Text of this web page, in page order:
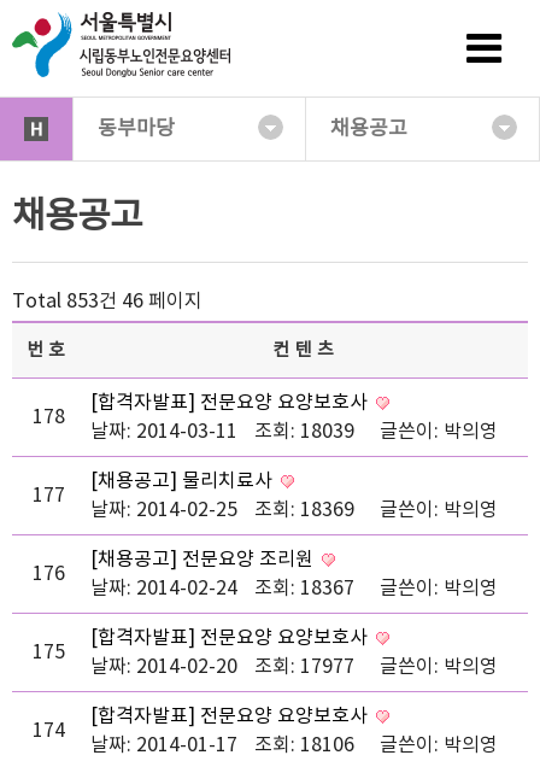
동부마당 채용공고
채용공고
Total 853건 46 페이지
번호 컨텐츠
178
[합격자발표] 전문요양 요양보호사
날짜: 2014-03-11
조회: 18039 글쓴이: 박의영
177
[채용공고] 물리치료사
날짜: 2014-02-25
조회: 18369 글쓴이: 박의영
176
[채용공고] 전문요양 조리원
날짜: 2014-02-24
조회: 18367 글쓴이: 박의영
175
[합격자발표] 전문요양 요양보호사
날짜: 2014-02-20
조회: 17977 글쓴이: 박의영
174
[합격자발표] 전문요양 요양보호사
날짜: 2014-01-17
조회: 18106 글쓴이: 박의영